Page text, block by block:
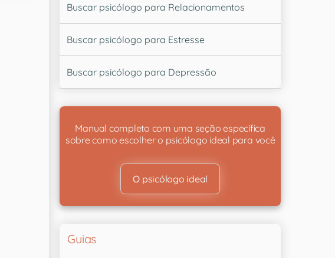
Buscar psicólogo para Relacionamentos
Buscar psicólogo para Estresse
Buscar psicólogo para Depressão
Manual completo com uma seção específica
sobre como escolher o psicólogo ideal para você
O psicólogo ideal
Guias